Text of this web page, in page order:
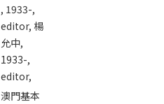
, 1933-,
editor, 楊
允中,
1933-,
editor,
澳門基本